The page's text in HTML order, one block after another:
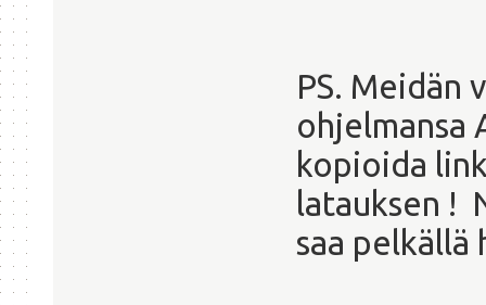
PS. Meidän
ohjelmansa
kopioida
latauksen !
saa